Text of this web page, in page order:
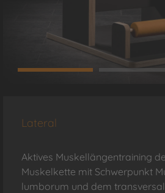
Lateral
Aktives Muskellängentraining
Muskelkette mit Schwerpunkt
lumborum und dem